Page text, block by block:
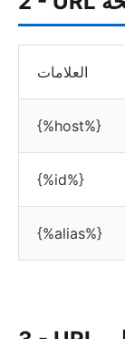
العلامات
{%host%}
{%id%}
{%alias%}